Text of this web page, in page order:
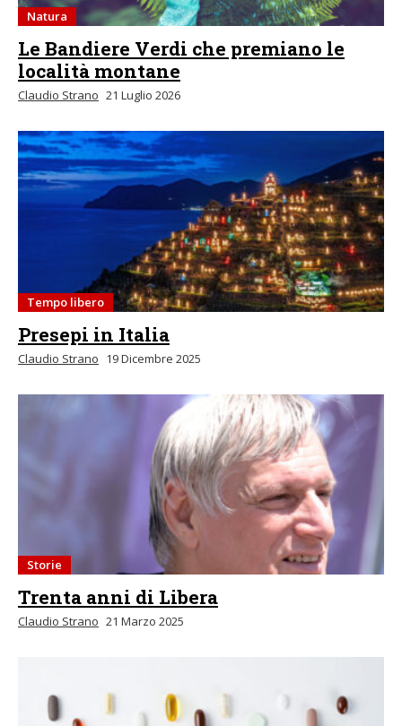
Natura
Le Bandiere Verdi che premiano le
località montane
Claudio Strano 21 Luglio 2026
Tempo libero
Presepi in Italia
Claudio Strano 19 Dicembre 2025
Storie
Trenta anni di Libera
Claudio Strano 21 Marzo 2025